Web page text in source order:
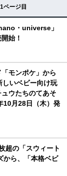
ページ目
・universe」
始！
モンポケ」から
いベビー向け玩
ウたちのてあそ
10月28日（木）発
超の「スウィート
から、「本格ベビ